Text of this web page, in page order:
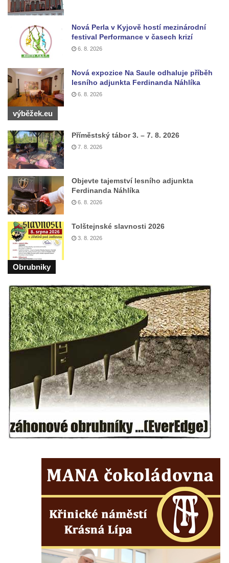
Nová Perla v Kyjově hostí mezinárodní
festival Performance v časech krizí
6. 8. 2026
Nová expozice Na Saule odhaluje příběh
lesního adjunkta Ferdinanda Náhlíka
6. 8. 2026
výběžek.eu
Příměstský tábor 3. – 7. 8. 2026
7. 8. 2026
Objevte tajemství lesního adjunkta
Ferdinanda Náhlíka
6. 8. 2026
Tolštejnské slavnosti 2026
3. 8. 2026
Obrubniky